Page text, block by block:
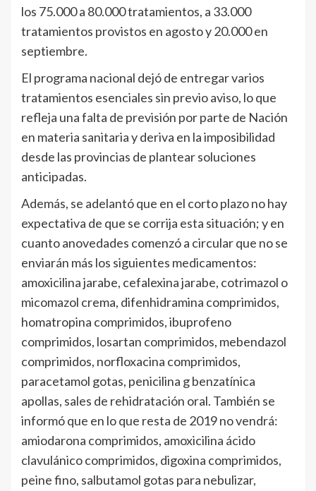
los 75.000 a 80.000 tratamientos, a 33.000
tratamientos provistos en agosto y 20.000 en
septiembre.
El programa nacional dejó de entregar varios
tratamientos esenciales sin previo aviso, lo que
refleja una falta de previsión por parte de Nación
en materia sanitaria y deriva en la imposibilidad
desde las provincias de plantear soluciones
anticipadas.
Además, se adelantó que en el corto plazo no hay
expectativa de que se corrija esta situación; y en
cuanto anovedades comenzó a circular que no se
enviarán más los siguientes medicamentos:
amoxicilina jarabe, cefalexina jarabe, cotrimazol o
micomazol crema, difenhidramina comprimidos,
homatropina comprimidos, ibuprofeno
comprimidos, losartan comprimidos, mebendazol
comprimidos, norfloxacina comprimidos,
paracetamol gotas, penicilina g benzatínica
apollas, sales de rehidratación oral. También se
informó que en lo que resta de 2019 no vendrá:
amiodarona comprimidos, amoxicilina ácido
clavulánico comprimidos, digoxina comprimidos,
peine fino, salbutamol gotas para nebulizar,